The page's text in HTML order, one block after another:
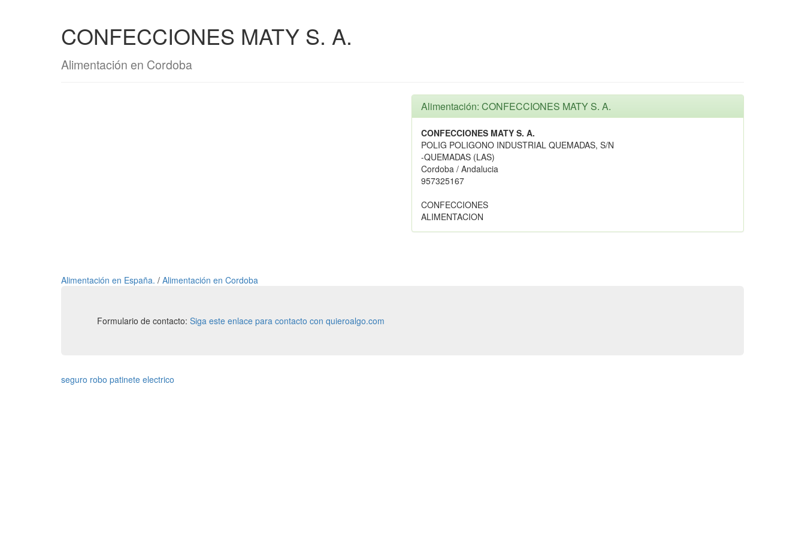
CONFECCIONES MATY S. A.
Alimentación en Cordoba
Alimentación: CONFECCIONES MATY S. A.
CONFECCIONES MATY S. A.
POLIG POLIGONO INDUSTRIAL QUEMADAS, S/N
-QUEMADAS (LAS)
Cordoba / Andalucia
957325167
CONFECCIONES
ALIMENTACION
Alimentación en España. / Alimentación en Cordoba
Formulario de contacto: Siga este enlace para contacto con quieroalgo.com
seguro robo patinete electrico